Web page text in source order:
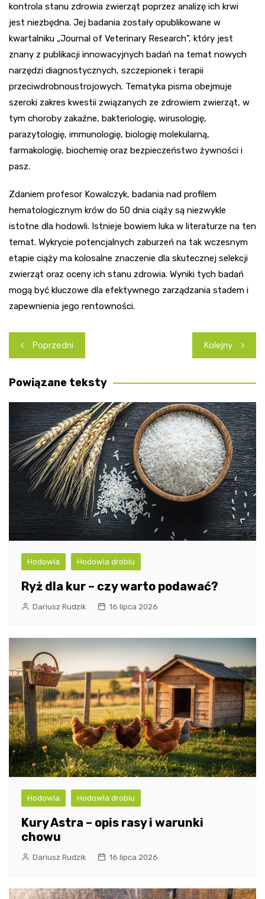
kontrola stanu zdrowia zwierząt poprzez analizę ich krwi
jest niezbędna. Jej badania zostały opublikowane w
kwartalniku „Journal of Veterinary Research”, który jest
znany z publikacji innowacyjnych badań na temat nowych
narzędzi diagnostycznych, szczepionek i terapii
przeciwdrobnoustrojowych. Tematyka pisma obejmuje
szeroki zakres kwestii związanych ze zdrowiem zwierząt, w
tym choroby zakaźne, bakteriologię, wirusologię,
parazytologię, immunologię, biologię molekularną,
farmakologię, biochemię oraz bezpieczeństwo żywności i
pasz.
Zdaniem profesor Kowalczyk, badania nad profilem
hematologicznym krów do 50 dnia ciąży są niezwykle
istotne dla hodowli. Istnieje bowiem luka w literaturze na ten
temat. Wykrycie potencjalnych zaburzeń na tak wczesnym
etapie ciąży ma kolosalne znaczenie dla skutecznej selekcji
zwierząt oraz oceny ich stanu zdrowia. Wyniki tych badań
mogą być kluczowe dla efektywnego zarządzania stadem i
zapewnienia jego rentowności.
Nawigacja
wpisu
Poprzedni Kolejny
Powiązane teksty
Hodowla Hodowla drobiu
Ryż dla kur – czy warto podawać?
Dariusz Rudzik 16 lipca 2026
Hodowla Hodowla drobiu
Kury Astra – opis rasy i warunki
chowu
Dariusz Rudzik 16 lipca 2026